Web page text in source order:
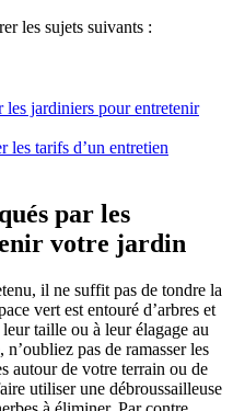
les sujets suivants :
jardiniers pour entretenir
les tarifs d’un entretien
par les
votre jardin
il ne suffit pas de tondre la
vert est entouré d’arbres et
taille ou à leur élagage au
pas de ramasser les
autour de votre terrain ou de
utiliser une débroussailleuse